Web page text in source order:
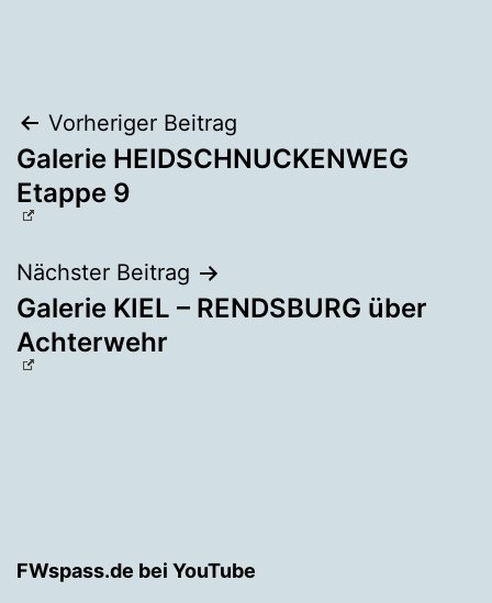
Beitragsnavigation
Vorheriger Beitrag
Galerie HEIDSCHNUCKENWEG
Etappe 9
Nächster Beitrag
Galerie KIEL – RENDSBURG über
Achterwehr
FWspass.de bei YouTube